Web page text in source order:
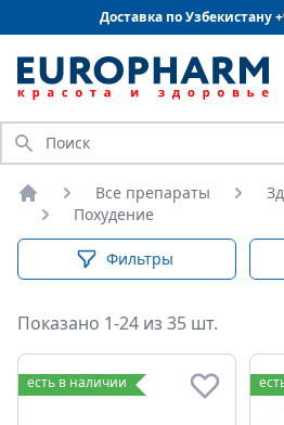
Доставка по Узбекистану
Искать
Главная
Все препараты
Похудение
Фильтры
Показано 1-24 из 35 шт.
Похудение
есть в наличии